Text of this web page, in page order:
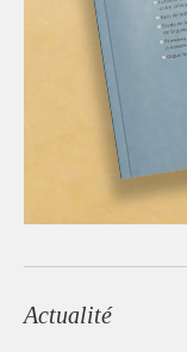
Actualité